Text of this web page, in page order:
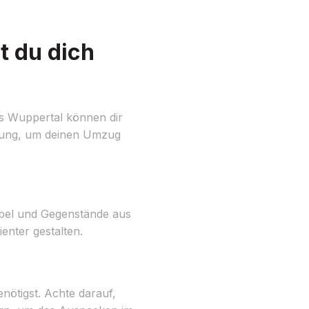
du dich
Wuppertal können dir
um deinen Umzug
und Gegenstände aus
gestalten.
Achte darauf,